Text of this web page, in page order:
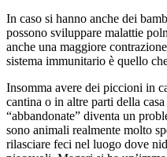
In caso si hanno anche dei
possono sviluppare malattie
anche una maggiore
sistema immunitario è quello
Insomma avere dei piccioni in
cantina o in altre parti della
“abbandonate” diventa un
sono animali realmente molto
rilasciare feci nel luogo dove